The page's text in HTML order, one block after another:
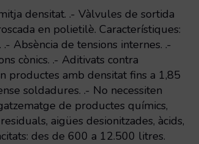
densitat. .- Vàlvules de sortida
en polietilè. Característiques:
Absència de tensions internes. .-
cònics. .- Aditivats contra
productes amb densitat fins a 1,85
soldadures. .- No necessiten
de productes químics,
aigües desionitzades, àcids,
des de 600 a 12.500 litres.